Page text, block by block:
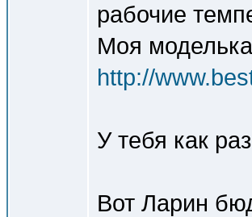
рабочие
Моя
http://
У тебя как
Вот Ларин